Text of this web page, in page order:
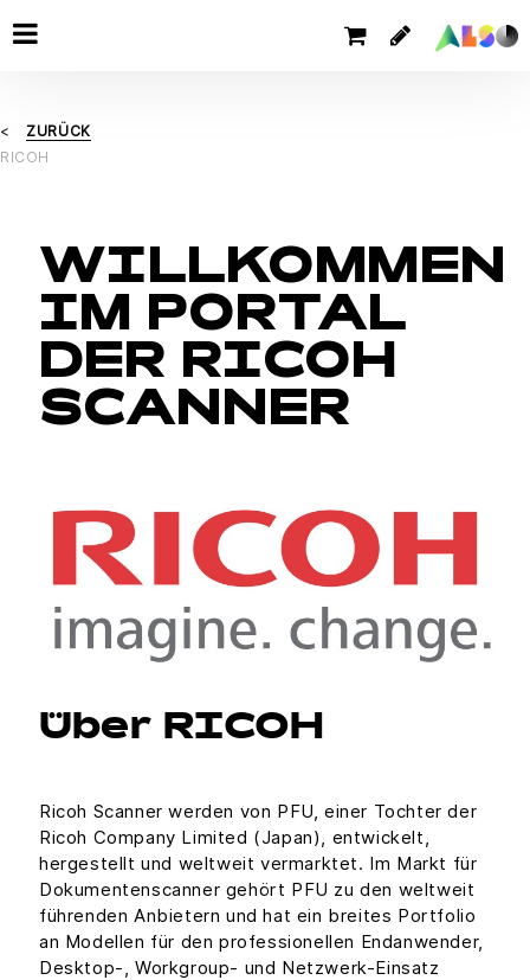
ZURÜCK
RICOH
WILLKOMMEN
IM PORTAL
DER RICOH
SCANNER
Über RICOH
Ricoh Scanner werden von PFU, einer Tochter der
Ricoh Company Limited (Japan), entwickelt,
hergestellt und weltweit vermarktet. Im Markt für
Dokumentenscanner gehört PFU zu den weltweit
führenden Anbietern und hat ein breites Portfolio
an Modellen für den professionellen Endanwender,
Desktop-, Workgroup- und Netzwerk-Einsatz